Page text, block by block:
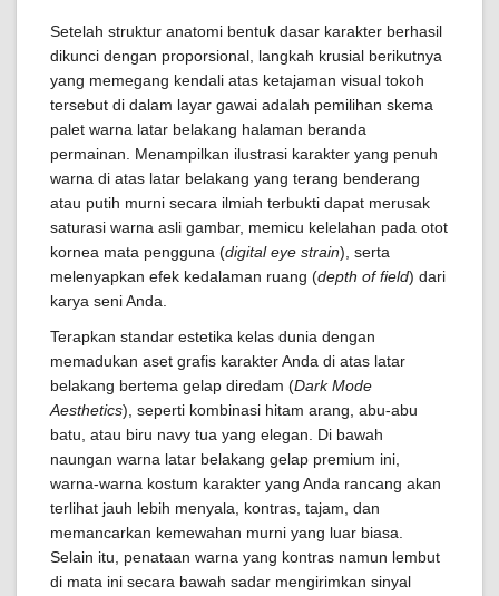
Setelah struktur anatomi bentuk dasar karakter berhasil
dikunci dengan proporsional, langkah krusial berikutnya
yang memegang kendali atas ketajaman visual tokoh
tersebut di dalam layar gawai adalah pemilihan skema
palet warna latar belakang halaman beranda
permainan. Menampilkan ilustrasi karakter yang penuh
warna di atas latar belakang yang terang benderang
atau putih murni secara ilmiah terbukti dapat merusak
saturasi warna asli gambar, memicu kelelahan pada otot
kornea mata pengguna (digital eye strain), serta
melenyapkan efek kedalaman ruang (depth of field) dari
karya seni Anda.
Terapkan standar estetika kelas dunia dengan
memadukan aset grafis karakter Anda di atas latar
belakang bertema gelap diredam (Dark Mode
Aesthetics), seperti kombinasi hitam arang, abu-abu
batu, atau biru navy tua yang elegan. Di bawah
naungan warna latar belakang gelap premium ini,
warna-warna kostum karakter yang Anda rancang akan
terlihat jauh lebih menyala, kontras, tajam, dan
memancarkan kemewahan murni yang luar biasa.
Selain itu, penataan warna yang kontras namun lembut
di mata ini secara bawah sadar mengirimkan sinyal